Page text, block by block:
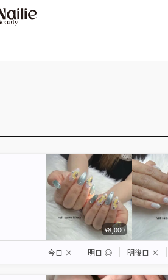
¥8,000
今日 × 明日 ◎ 明後日 ×